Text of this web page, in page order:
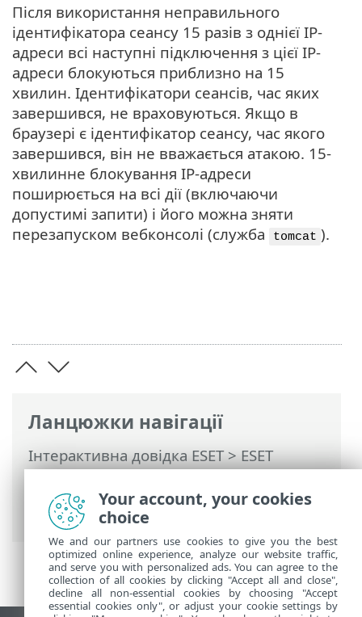
Ланцюжки навігації
Інтерактивна довідка ESET>ESET
PROTECT On-Prem>Початок роботи>
ESET PROTECTВеб-консоль> Екран
входу
Після використання неправильного
ідентифікатора сеансу 15 разів з однієї IP-
адреси всі наступні підключення з цієї IP-
адреси блокуються приблизно на 15
хвилин. Ідентифікатори сеансів, час яких
завершився, не враховуються. Якщо в
браузері є ідентифікатор сеансу, час якого
завершився, він не вважається атакою. 15-
хвилинне блокування IP-адреси
поширюється на всі дії (включаючи
допустимі запити) і його можна зняти
перезапуском вебконсолі (служба
tomcat ).
Your account, your cookies
choice
We and our partners use cookies to give you the best
optimized online experience, analyze our website traffic,
and serve you with personalized ads. You can agree to the
collection of all cookies by clicking "Accept all and close",
decline all non-essential cookies by choosing "Accept
essential cookies only", or adjust your cookie settings by